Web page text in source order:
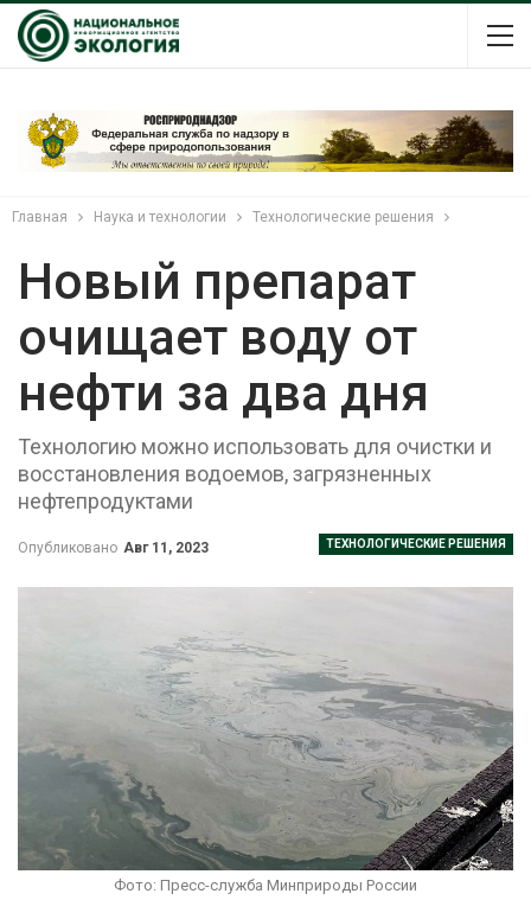
Главная Наука и технологии Технологические решения
Новый препарат
очищает воду от
нефти за два дня
Технологию можно использовать для очистки и
восстановления водоемов, загрязненных
нефтепродуктами
ТЕХНОЛОГИЧЕСКИЕ РЕШЕНИЯ
Опубликовано Авг 11, 2023
Фото: Пресс-служба Минприроды России